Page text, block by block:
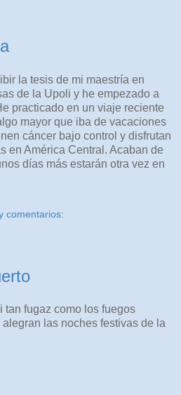
la tesis de mi maestría en
de la Upoli y he empezado a
practicado en un viaje reciente
mayor que iba de vacaciones
cáncer bajo control y disfrutan
en América Central. Acaban de
días más estarán otra vez en
comentarios:
tan fugaz como los fuegos
las noches festivas de la